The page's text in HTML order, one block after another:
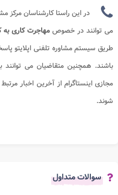
در این راستا کارشناسان مرکز
توانند در خصوصمهاجرت کاری به
سیستم مشاوره تلفنی اپلایتو
همچنین متقاضیان می توانند
اینستاگرام از آخرین اخبار مرتبط با
سوالات متداول